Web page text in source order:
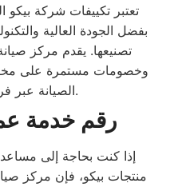
تعتبر تكييفات شركة بيكو
بفضل الجودة العالية
تصنيعها. يقدم مركز
وخصومات مستمرة على
الصيانة عبر فريق عمل متخصص.
رقم خدمة
إذا كنت بحاجة إلى
منتجات بيكو، فإن مركز